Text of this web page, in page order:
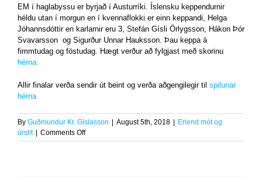
EM í haglabyssu er byrjað í Austurríki. Íslensku keppendurnir
héldu utan í morgun en í kvennaflokki er einn keppandi, Helga
Jóhannsdóttir en karlarnir eru 3, Stefán Gísli Örlygsson, Hákon Þór
Svavarsson og Sigurður Unnar Hauksson. Þau keppa á
fimmtudag og föstudag. Hægt verður að fylgjast með skorinu
hérna.
Allir finalar verða sendir út beint og verða aðgengilegir til spilunar
hérna.
By Guðmundur Kr. Gíslasson August 5th, 2018
Erlend mót og
úrslit
Comments Offon
Evrópumeistaramótið